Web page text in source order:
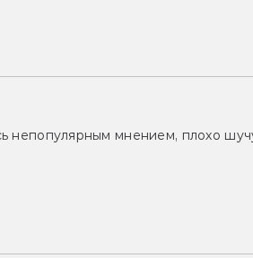
непопулярным мнением, плохо